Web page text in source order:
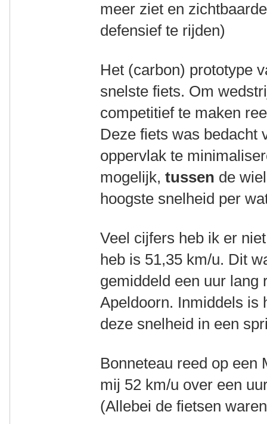
meer ziet en
defensief te rijden)
Het (carbon) prototype
snelste fiets. Om
competitief te maken
Deze fiets was bedacht
oppervlak te
mogelijk,tussen de
hoogste snelheid per
Veel cijfers heb ik er
heb is 51,35 km/u. Dit
gemiddeld een uur lang
Apeldoorn. Inmiddels is
deze snelheid in een
Bonneteau reed op een
mij 52 km/u over een
(Allebei de fietsen